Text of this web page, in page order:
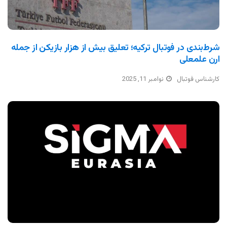
شرط‌بندی در فوتبال ترکیه؛ تعلیق بیش از هزار بازیکن از جمله
ارن علمعلی
کارشناس فوتبال نوامبر 11, 2025